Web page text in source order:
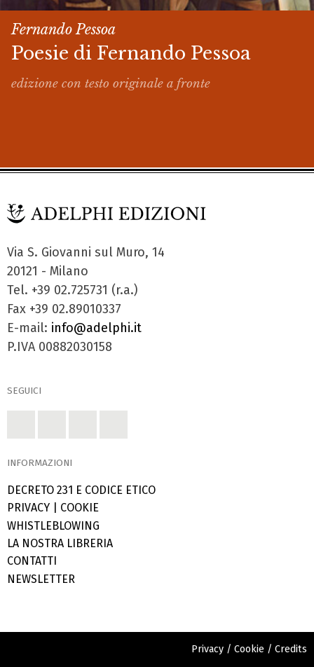
Fernando Pessoa
Poesie di Fernando Pessoa
edizione con testo originale a fronte
Via S. Giovanni sul Muro, 14
20121 - Milano
Tel. +39 02.725731 (r.a.)
Fax +39 02.89010337
E-mail: info@adelphi.it
P.IVA 00882030158
SEGUICI
INFORMAZIONI
DECRETO 231 E CODICE ETICO
PRIVACY
COOKIE
WHISTLEBLOWING
LA NOSTRA LIBRERIA
CONTATTI
NEWSLETTER
Privacy / Cookie / Credits